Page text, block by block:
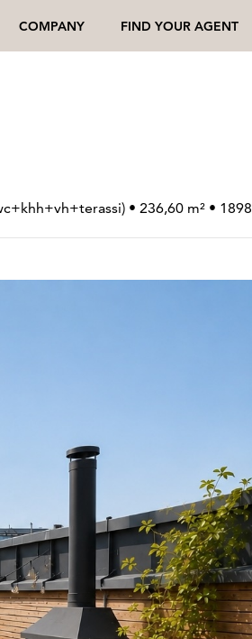
COMPANY FIND YOUR AGENT
khh+vh+terassi) • 236,60 m² • 1898